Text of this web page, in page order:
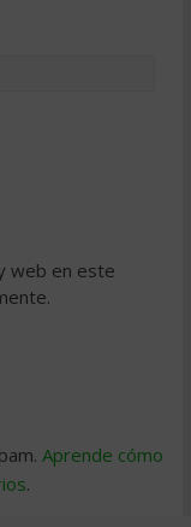
web en este
Aprende cómo
.